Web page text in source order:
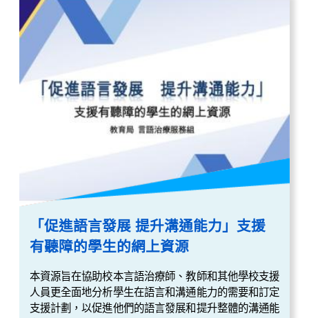
「促進語言發展 提升溝通能力」支援
有聽障的學生的網上資源
本資源旨在協助校本言語治療師、教師和其他學校支援
人員更全面地分析學生在語言和溝通能力的需要和訂定
支援計劃，以促進他們的語言發展和提升整體的溝通能